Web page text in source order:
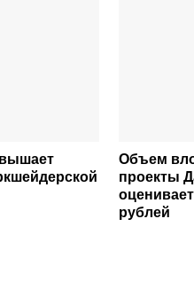
Объем
проекты
рублей